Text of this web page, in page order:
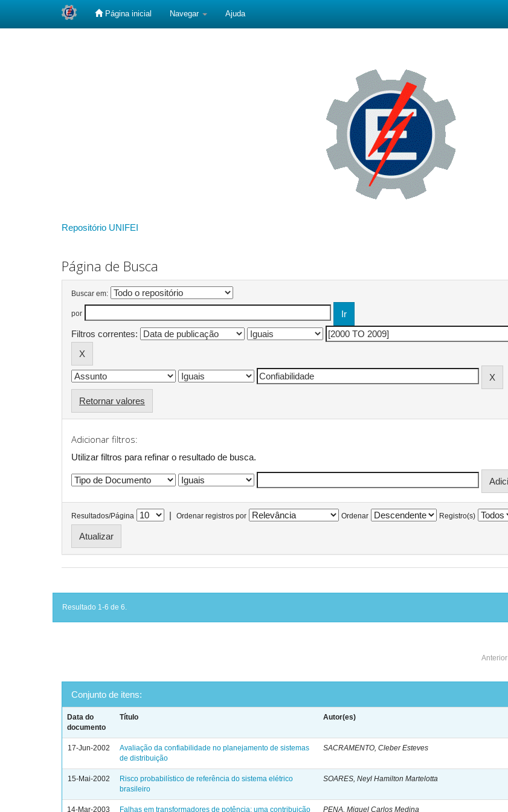
Página inicial Navegar Ajuda
Repositório UNIFEI
Página de Busca
Buscar em:
por
Filtros correntes:
Retornar valores
Adicionar filtros:
Utilizar filtros para refinar o resultado de busca.
Resultados/Página | Ordenar registros por Ordenar Registro(s)
Resultado 1-6 de 6.
Anterior
Conjunto de itens:
Data do
documento
Título Autor(es)
17-Jun-2002
Avaliação da confiabilidade no planejamento de sistemas
de distribuição
SACRAMENTO, Cleber Esteves
15-Mai-2002
Risco probabilístico de referência do sistema elétrico
brasileiro
SOARES, Neyl Hamilton Martelotta
14-Mar-2003 Falhas em transformadores de potência: uma contribuição PENA, Miguel Carlos Medina